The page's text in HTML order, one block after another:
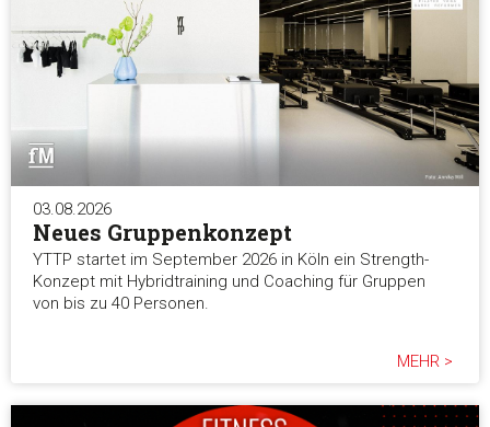
03.08.2026
Neues Gruppenkonzept
YTTP startet im September 2026 in Köln ein Strength-
Konzept mit Hybridtraining und Coaching für Gruppen
von bis zu 40 Personen.
MEHR >